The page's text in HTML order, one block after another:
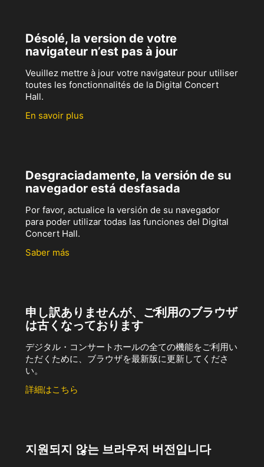
Désolé, la version de votre
navigateur n’est pas à jour
Veuillez mettre à jour votre navigateur pour utiliser
toutes les fonctionnalités de la Digital Concert
Hall.
En savoir plus
Desgraciadamente, la versión de su
navegador está desfasada
Por favor, actualice la versión de su navegador
para poder utilizar todas las funciones del Digital
Concert Hall.
Saber más
申し訳ありませんが、ご利用のブラウザ
は古くなっております
デジタル・コンサートホールの全ての機能をご利用い
ただくために、ブラウザを最新版に更新してくださ
い。
詳細はこちら
지원되지 않는 브라우저 버전입니다